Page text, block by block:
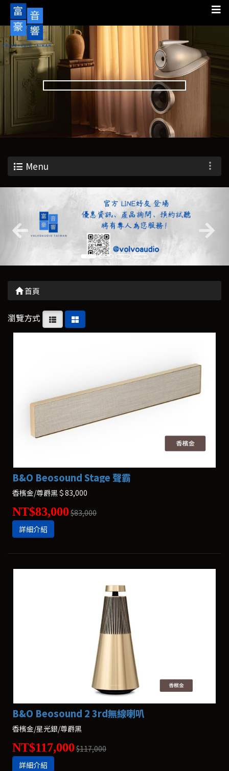
Menu
首頁
瀏覽方式
B&O Beosound Stage 聲霸
香檳金/尊爵黑＄83,000
NT$83,000 $83,000
詳細介紹
B&O Beosound 2 3rd無線喇叭
香檳金/星光銀/尊爵黑
NT$117,000 $117,000
詳細介紹